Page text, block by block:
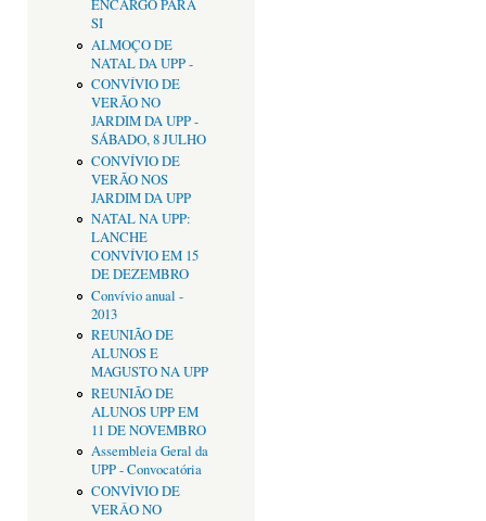
ENCARGO PARA
SI
ALMOÇO DE
NATAL DA UPP -
CONVÍVIO DE
VERÃO NO
JARDIM DA UPP -
SÁBADO, 8 JULHO
CONVÍVIO DE
VERÃO NOS
JARDIM DA UPP
NATAL NA UPP:
LANCHE
CONVÍVIO EM 15
DE DEZEMBRO
Convívio anual -
2013
REUNIÃO DE
ALUNOS E
MAGUSTO NA UPP
REUNIÃO DE
ALUNOS UPP EM
11 DE NOVEMBRO
Assembleia Geral da
UPP - Convocatória
CONVÌVIO DE
VERÂO NO